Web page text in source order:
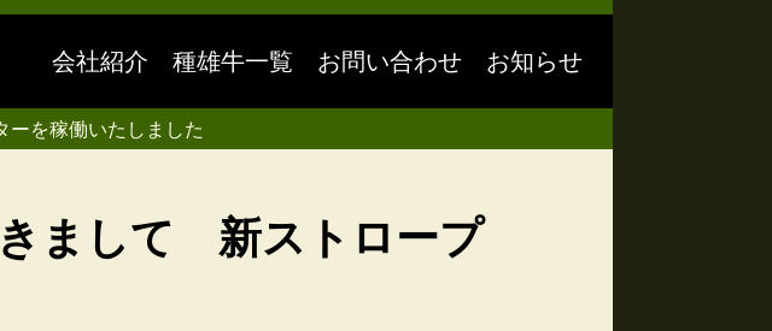
会社紹介 種雄牛一覧 お問い合わせ お知らせ
を稼働いたしました
まして 新ストロープ